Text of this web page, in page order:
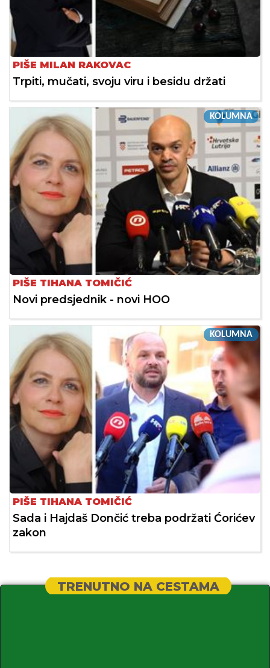
PIŠE MILAN RAKOVAC
Trpiti, mučati, svoju viru i besidu držati
KOLUMNA
PIŠE TIHANA TOMIČIĆ
Novi predsjednik - novi HOO
KOLUMNA
PIŠE TIHANA TOMIČIĆ
Sada i Hajdaš Dončić treba podržati Ćorićev
zakon
TRENUTNO NA CESTAMA